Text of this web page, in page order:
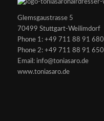
Glemsgaustrasse 5
70499 Stuttgart-Weilimdorf
Phone 1: +49 711 88 91 680
Phone 2: +49 711 88 91 650
Email: info@toniasaro.de
www.toniasaro.de